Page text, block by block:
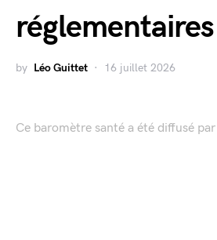
réglementaires
by Léo Guittet 16 juillet 2026
Ce baromètre santé a été diffusé